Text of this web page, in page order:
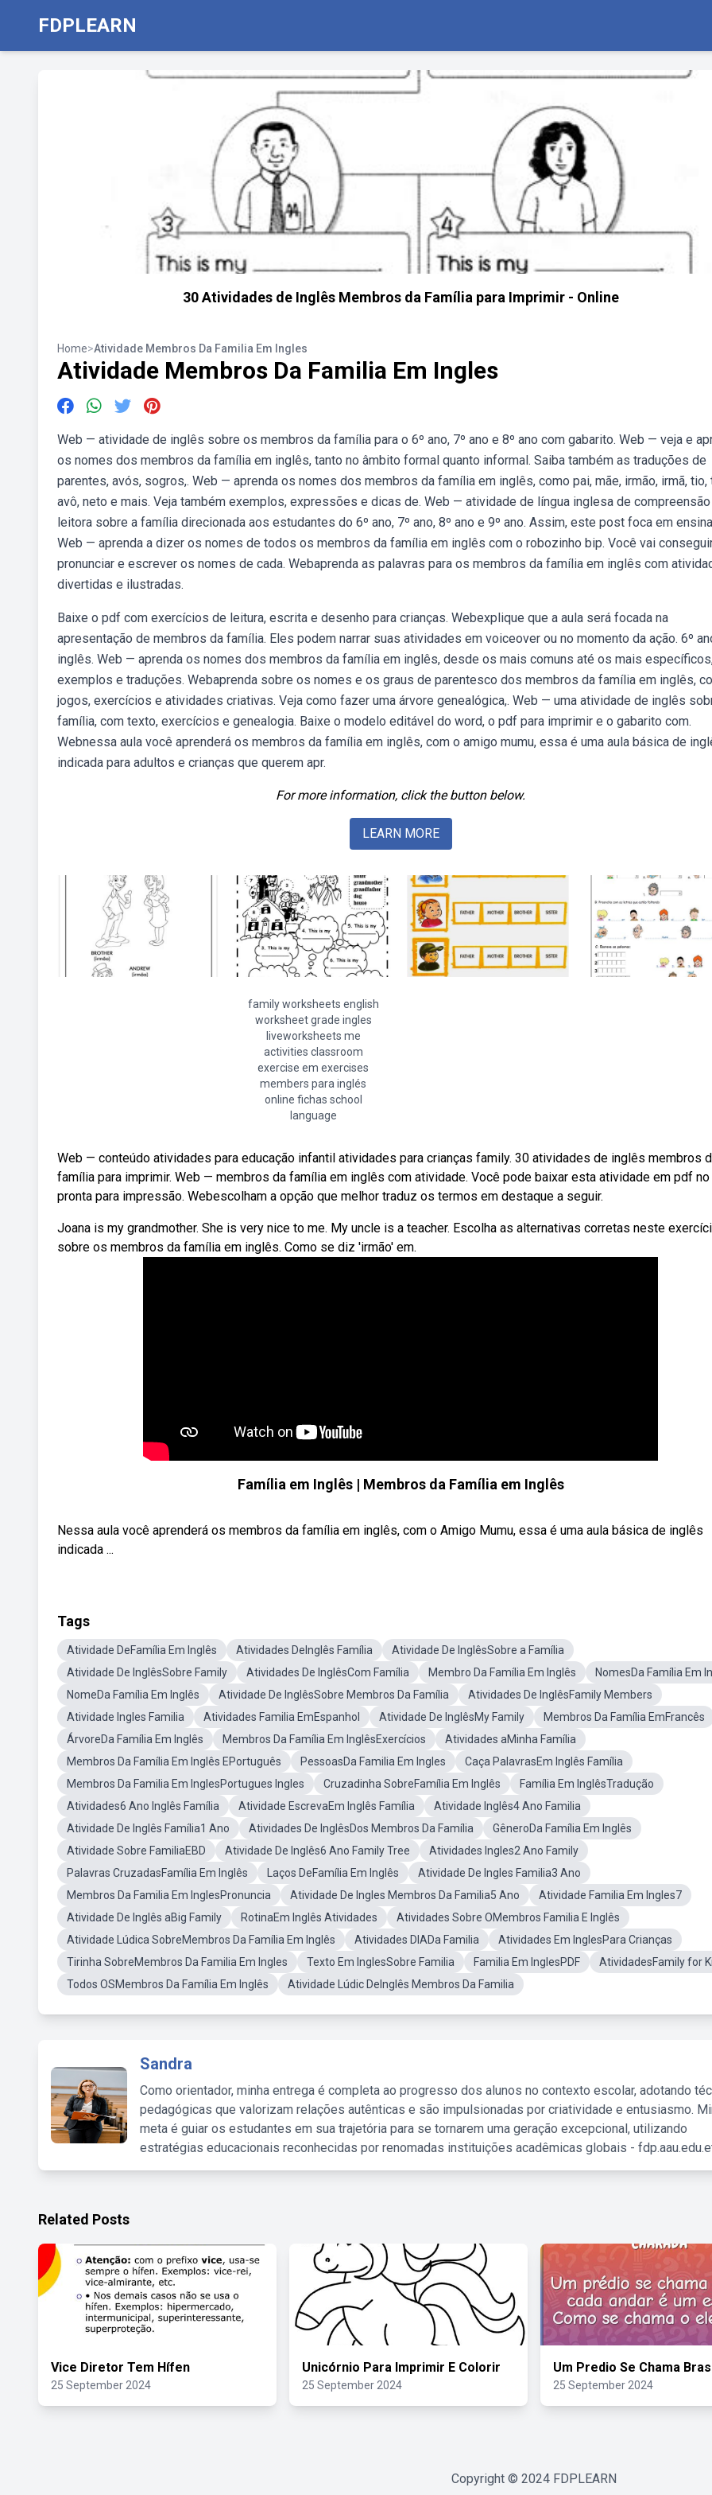
FDPLEARN
30 Atividades de Inglês Membros da Família para Imprimir - Online
Home>Atividade Membros Da Familia Em Ingles
Atividade Membros Da Familia Em Ingles
Web — atividade de inglês sobre os membros da família para o 6º ano, 7º ano e 8º ano com gabarito. Web — veja e
os nomes dos membros da família em inglês, tanto no âmbito formal quanto informal. Saiba também as traduções de
parentes, avós, sogros,. Web — aprenda os nomes dos membros da família em inglês, como pai, mãe, irmão, irmã, tio,
avô, neto e mais. Veja também exemplos, expressões e dicas de. Web — atividade de língua inglesa de compreensão
leitora sobre a família direcionada aos estudantes do 6º ano, 7º ano, 8º ano e 9º ano. Assim, este post foca em
Web — aprenda a dizer os nomes de todos os membros da família em inglês com o robozinho bip. Você vai
pronunciar e escrever os nomes de cada. Webaprenda as palavras para os membros da família em inglês com
divertidas e ilustradas.
Baixe o pdf com exercícios de leitura, escrita e desenho para crianças. Webexplique que a aula será focada na
apresentação de membros da família. Eles podem narrar suas atividades em voiceover ou no momento da ação. 6º
inglês. Web — aprenda os nomes dos membros da família em inglês, desde os mais comuns até os mais
exemplos e traduções. Webaprenda sobre os nomes e os graus de parentesco dos membros da família em inglês,
jogos, exercícios e atividades criativas. Veja como fazer uma árvore genealógica,. Web — uma atividade de inglês
família, com texto, exercícios e genealogia. Baixe o modelo editável do word, o pdf para imprimir e o gabarito com.
Webnessa aula você aprenderá os membros da família em inglês, com o amigo mumu, essa é uma aula básica de
indicada para adultos e crianças que querem apr.
For more information, click the button below.
LEARN MORE
family worksheets english
worksheet grade ingles
liveworksheets me
activities classroom
exercise em exercises
members para inglés
online fichas school
language
Web — conteúdo atividades para educação infantil atividades para crianças family. 30 atividades de inglês membros
família para imprimir. Web — membros da família em inglês com atividade. Você pode baixar esta atividade em pdf no
pronta para impressão. Webescolham a opção que melhor traduz os termos em destaque a seguir.
Joana is my grandmother. She is very nice to me. My uncle is a teacher. Escolha as alternativas corretas neste
sobre os membros da família em inglês. Como se diz 'irmão' em.
Família em Inglês | Membros da Família em Inglês
Nessa aula você aprenderá os membros da família em inglês, com o Amigo Mumu, essa é uma aula básica de inglês
indicada ...
Tags
Atividade DeFamília Em Inglês Atividades DeInglês Família
Atividade De InglêsSobre a Família
Atividade De InglêsSobre Family
Atividades De InglêsCom Família Membro Da Família Em Inglês
NomesDa Família Em
NomeDa Família Em Inglês
Atividade De InglêsSobre Membros Da Família
Atividades De InglêsFamily Members
Atividade Ingles Familia
Atividades Familia EmEspanhol Atividade De InglêsMy Family
Membros Da Família EmFrancês
ÁrvoreDa Família Em Inglês
Membros Da Família Em InglêsExercícios
Atividades aMinha Família
Membros Da Família Em Inglês EPortuguês
PessoasDa Familia Em Ingles
Caça PalavrasEm Inglês Família
Membros Da Familia Em InglesPortugues Ingles
Cruzadinha SobreFamília Em Inglês
Família Em InglêsTradução
Atividades6 Ano Inglês Família
Atividade EscrevaEm Inglês Família
Atividade Inglês4 Ano Familia
Atividade De Inglês Família1 Ano
Atividades De InglêsDos Membros Da Família
GêneroDa Família Em Inglês
Atividade Sobre FamiliaEBD
Atividade De Inglês6 Ano Family Tree
Atividades Ingles2 Ano Family
Palavras CruzadasFamília Em Inglês
Laços DeFamília Em Inglês
Atividade De Ingles Familia3 Ano
Membros Da Familia Em InglesPronuncia
Atividade De Ingles Membros Da Familia5 Ano
Atividade Familia Em Ingles7
Atividade De Inglês aBig Family
RotinaEm Inglês Atividades
Atividades Sobre OMembros Familia E Inglês
Atividade Lúdica SobreMembros Da Família Em Inglês
Atividades DIADa Familia
Atividades Em InglesPara Crianças
Tirinha SobreMembros Da Familia Em Ingles
Texto Em InglesSobre Familia Familia Em InglesPDF
AtividadesFamily for
Todos OSMembros Da Família Em Inglês
Atividade Lúdic DeInglês Membros Da Familia
Sandra
Como orientador, minha entrega é completa ao progresso dos alunos no contexto escolar, adotando
pedagógicas que valorizam relações autênticas e são impulsionadas por criatividade e entusiasmo.
meta é guiar os estudantes em sua trajetória para se tornarem uma geração excepcional, utilizando
estratégias educacionais reconhecidas por renomadas instituições acadêmicas globais -
Related Posts
Vice Diretor Tem Hífen
25 September 2024
Unicórnio Para Imprimir E Colorir
25 September 2024
Um Predio Se Chama
25 September 2024
Copyright © 2024 FDPLEARN